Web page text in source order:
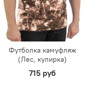
Футболка камуфляж
(Лес, кулирка)
715 руб